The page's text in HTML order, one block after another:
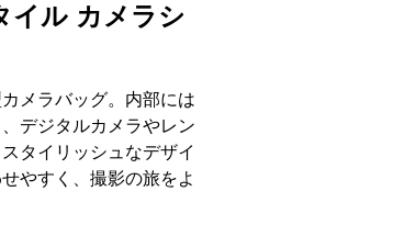
イル カメラシ
メラバッグ。内部には
デジタルカメラやレン
タイリッシュなデザイ
やすく、撮影の旅をよ